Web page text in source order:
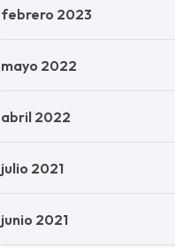
febrero 2023
mayo 2022
abril 2022
julio 2021
junio 2021